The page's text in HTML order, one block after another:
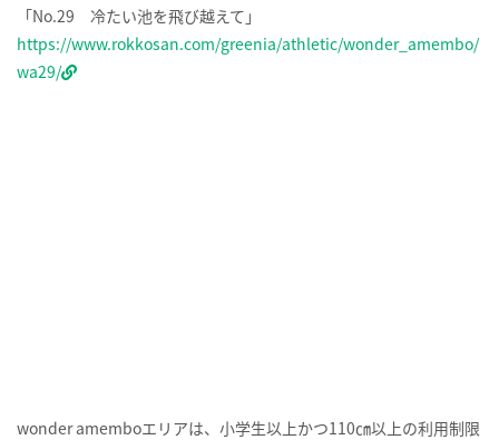
「No.29 冷たい池を飛び越えて」
https://www.rokkosan.com/greenia/athletic/wonder_amembo/
wa29/
wonder amemboエリアは、小学生以上かつ110㎝以上の利用制限